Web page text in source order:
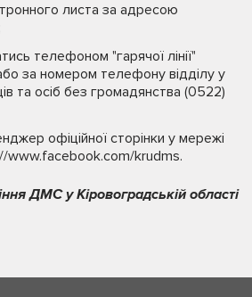
листа за адресою
телефоном "гарячої лінії"
за номером телефону відділу у
та осіб без громадянства (0522)
офіційної сторінки у мережі
www.facebook.com/krudms.
ДМС у Кіровоградській області